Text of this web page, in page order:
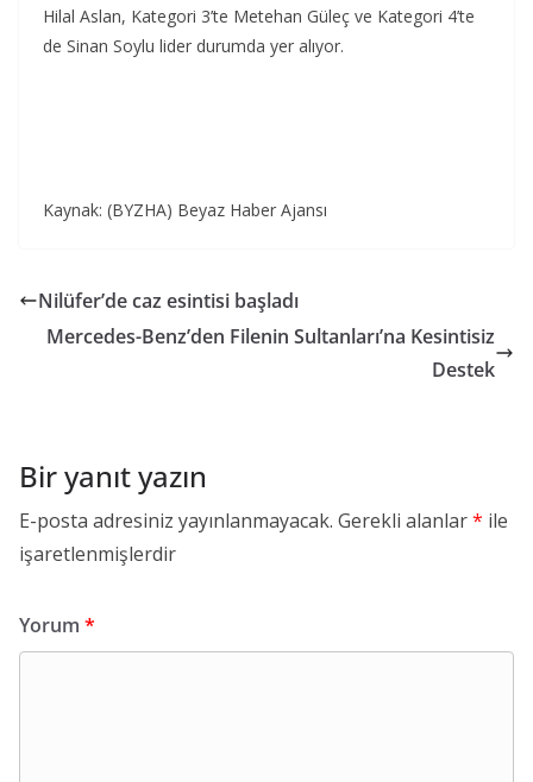
Hilal Aslan, Kategori 3’te Metehan Güleç ve Kategori 4’te
de Sinan Soylu lider durumda yer alıyor.
Kaynak: (BYZHA) Beyaz Haber Ajansı
Nilüfer’de caz esintisi başladı
Mercedes-Benz’den Filenin Sultanları’na Kesintisiz
Destek
Bir yanıt yazın
E-posta adresiniz yayınlanmayacak. Gerekli alanlar* ile
işaretlenmişlerdir
Yorum *